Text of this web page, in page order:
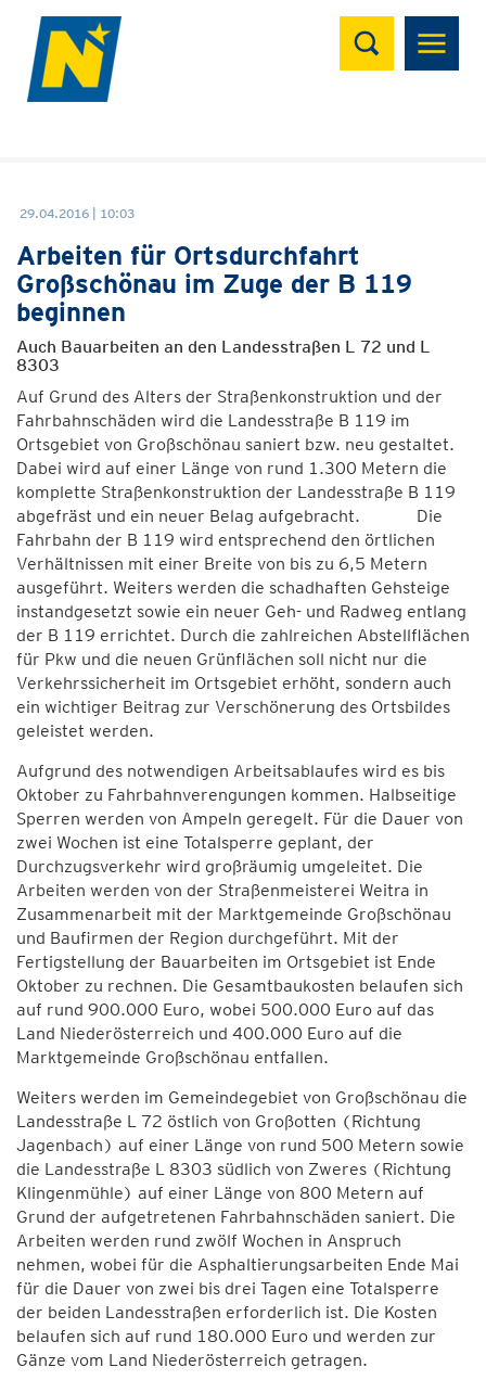
Suchen
29.04.2016 | 10:03
Arbeiten für Ortsdurchfahrt
Großschönau im Zuge der B 119
beginnen
Auch Bauarbeiten an den Landesstraßen L 72 und L
8303
Auf Grund des Alters der Straßenkonstruktion und der
Fahrbahnschäden wird die Landesstraße B 119 im
Ortsgebiet von Großschönau saniert bzw. neu gestaltet.
Dabei wird auf einer Länge von rund 1.300 Metern die
komplette Straßenkonstruktion der Landesstraße B 119
abgefräst und ein neuer Belag aufgebracht. Die
Fahrbahn der B 119 wird entsprechend den örtlichen
Verhältnissen mit einer Breite von bis zu 6,5 Metern
ausgeführt. Weiters werden die schadhaften Gehsteige
instandgesetzt sowie ein neuer Geh- und Radweg entlang
der B 119 errichtet. Durch die zahlreichen Abstellflächen
für Pkw und die neuen Grünflächen soll nicht nur die
Verkehrssicherheit im Ortsgebiet erhöht, sondern auch
ein wichtiger Beitrag zur Verschönerung des Ortsbildes
geleistet werden.
Aufgrund des notwendigen Arbeitsablaufes wird es bis
Oktober zu Fahrbahnverengungen kommen. Halbseitige
Sperren werden von Ampeln geregelt. Für die Dauer von
zwei Wochen ist eine Totalsperre geplant, der
Durchzugsverkehr wird großräumig umgeleitet. Die
Arbeiten werden von der Straßenmeisterei Weitra in
Zusammenarbeit mit der Marktgemeinde Großschönau
und Baufirmen der Region durchgeführt. Mit der
Fertigstellung der Bauarbeiten im Ortsgebiet ist Ende
Oktober zu rechnen. Die Gesamtbaukosten belaufen sich
auf rund 900.000 Euro, wobei 500.000 Euro auf das
Land Niederösterreich und 400.000 Euro auf die
Marktgemeinde Großschönau entfallen.
Weiters werden im Gemeindegebiet von Großschönau die
Landesstraße L 72 östlich von Großotten (Richtung
Jagenbach) auf einer Länge von rund 500 Metern sowie
die Landesstraße L 8303 südlich von Zweres (Richtung
Klingenmühle) auf einer Länge von 800 Metern auf
Grund der aufgetretenen Fahrbahnschäden saniert. Die
Arbeiten werden rund zwölf Wochen in Anspruch
nehmen, wobei für die Asphaltierungsarbeiten Ende Mai
für die Dauer von zwei bis drei Tagen eine Totalsperre
der beiden Landesstraßen erforderlich ist. Die Kosten
belaufen sich auf rund 180.000 Euro und werden zur
Gänze vom Land Niederösterreich getragen.